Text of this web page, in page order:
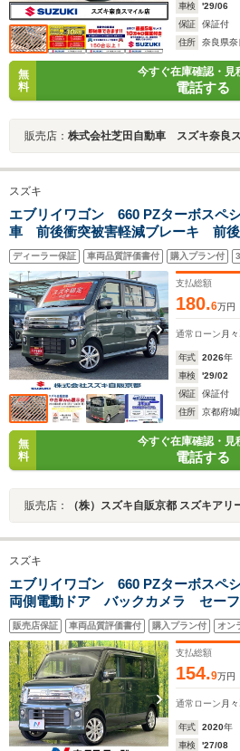
車検
'29/06
保証
保証付
住所
奈良県奈
無
料
今すぐ在庫確認・見
電話する
販売店： 株式会社芝田自動車 スズキ奈良
スズキ
エブリイワゴン 660 PZターボスペ
車 前後衝突被害軽減ブレーキ 前
車線逸脱警報機能 パーキングセン
イッチ オートライト オートハイ
グストップ LEDヘッドライト
ディーラー保証 車両品質評価書付 購入プラン付
支払総額
180.6万円
通常ローン 月々
年式 2026年
車検
'29/02
保証
保証付
住所
京都府城
無
料
今すぐ在庫確認・見
電話する
販売店： （株）スズキ自販京都 スズキアリ
スズキ
エブリイワゴン 660 PZターボス
両側電動ドア バックカメラ セー
煙車 前後ドラレコ ETC コーナ
トキー HIDヘッド 純正14インチア
ーム
販売店保証 車両品質評価書付 購入プラン付 オン
支払総額
154.9万円
通常ローン 月々
年式 2020年
車検
'27/08